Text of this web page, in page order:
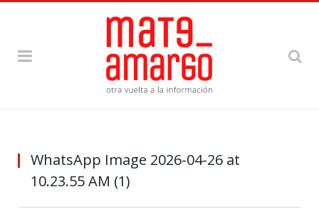
WhatsApp Image 2026-04-26 at
10.23.55 AM (1)